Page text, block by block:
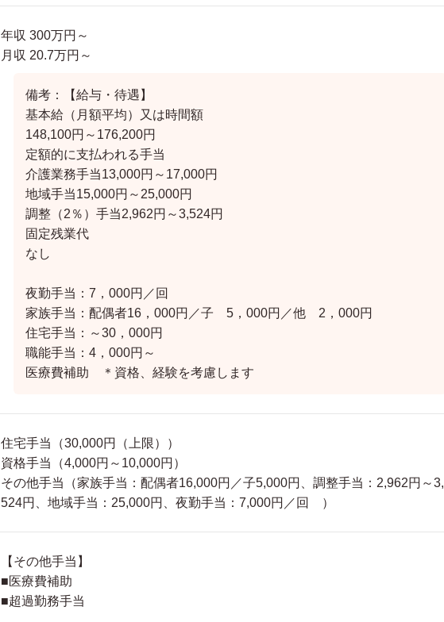
年収 300万円～
月収 20.7万円～
備考：【給与・待遇】
基本給（月額平均）又は時間額
148,100円～176,200円
定額的に支払われる手当
介護業務手当13,000円～17,000円
地域手当15,000円～25,000円
調整（2％）手当2,962円～3,524円
固定残業代
なし
夜勤手当：7，000円／回
家族手当：配偶者16，000円／子 5，000円／他 2，000円
住宅手当：～30，000円
職能手当：4，000円～
医療費補助 ＊資格、経験を考慮します
住宅手当（30,000円（上限））
資格手当（4,000円～10,000円）
その他手当（家族手当：配偶者16,000円／子5,000円、調整手当：2,962円～3,
524円、地域手当：25,000円、夜勤手当：7,000円／回 ）
【その他手当】
■医療費補助
■超過勤務手当